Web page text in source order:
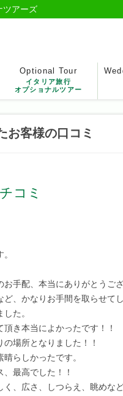
ツアーズ
Optional Tour
イタリア旅行
オプショナルツアー
お客様の口コミ
コミ
手配、本当にありがとうござ
ど、かなりお手間を取らせて
た。
き本当によかったです！！
場所となりました！！
らしかったです。
最高でした！！
、広さ、しつらえ、眺めな